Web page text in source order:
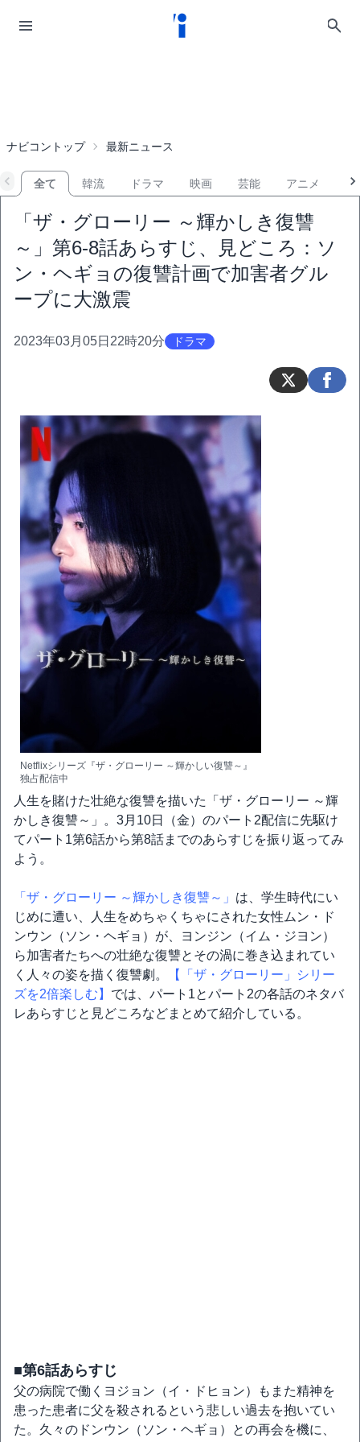
ナビコントップ 最新ニュース
全て 韓流 ドラマ 映画 芸能 アニメ
「ザ・グローリー ～輝かしき復讐
～」第6-8話あらすじ、見どころ：ソ
ン・ヘギョの復讐計画で加害者グル
ープに大激震
2023年03月05日22時20分 ドラマ
Netflixシリーズ『ザ・グローリー ～輝かしい復讐～』
独占配信中
人生を賭けた壮絶な復讐を描いた「ザ・グローリー ～輝
かしき復讐～」。3月10日（金）のパート2配信に先駆け
てパート1第6話から第8話までのあらすじを振り返ってみ
よう。
「ザ・グローリー ～輝かしき復讐～」 は、学生時代にい
じめに遭い、人生をめちゃくちゃにされた女性ムン・ド
ンウン（ソン・ヘギョ）が、ヨンジン（イム・ジヨン）
ら加害者たちへの壮絶な復讐とその渦に巻き込まれてい
く人々の姿を描く復讐劇。
【「ザ・グローリー」シリー
ズを2倍楽しむ】 では、パート1とパート2の各話のネタバ
レあらすじと見どころなどまとめて紹介している。
■第6話あらすじ
父の病院で働くヨジョン（イ・ドヒョン）もまた精神を
患った患者に父を殺されるという悲しい過去を抱いてい
た。久々のドンウン（ソン・ヘギョ）との再会を機に、